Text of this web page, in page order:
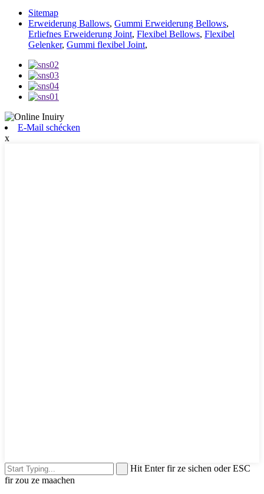
Sitemap
Erweiderung Ballows, Gummi Erweiderung Bellows,
Erliefnes Erweiderung Joint, Flexibel Bellows, Flexibel
Gelenker, Gummi flexibel Joint,
E-Mail schécken
x
Hit Enter fir ze sichen oder ESC
fir zou ze maachen